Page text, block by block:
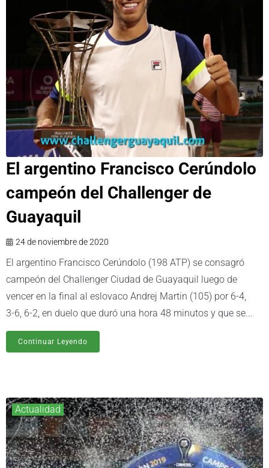
El argentino Francisco Cerúndolo
campeón del Challenger de
Guayaquil
24 de noviembre de 2020
El argentino Francisco Cerúndolo (198 ATP) se consagró
campeón del Challenger Ciudad de Guayaquil luego de
vencer en la final al eslovaco Andrej Martin (105) por 6-4,
3-6, 6-2, en duelo que duró una hora 48 minutos y que se...
Continuar Leyendo
Actualidad